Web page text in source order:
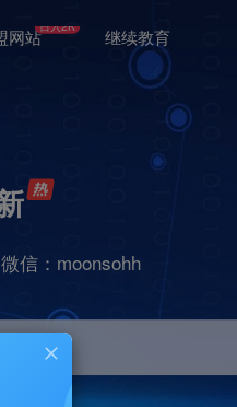
网站日入2K 继续教育
信：moonsohh